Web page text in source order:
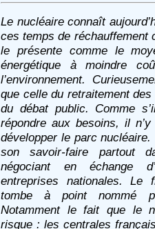
Le nucléaire connaît
ces temps de réchauffement
le présente comme le
énergétique à moindre
l’environnement.
que celle du retraitement
du débat public. Comme
répondre aux besoins, il
développer le parc
son savoir-faire partout
négociant en échange
entreprises nationales. Le
tombe à point nommé
Notamment le fait que le
risque : les centrales